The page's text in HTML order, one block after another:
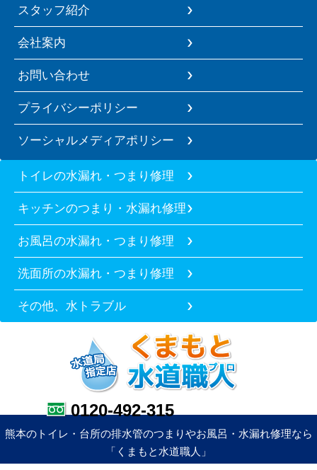
スタッフ紹介
会社案内
お問い合わせ
プライバシーポリシー
ソーシャルメディアポリシー
トイレの水漏れ・つまり修理
キッチンのつまり・水漏れ修理
お風呂の水漏れ・つまり修理
洗面所の水漏れ・つまり修理
その他、水トラブル
0120-492-315
熊本のトイレ・台所の排水管のつまりやお風呂・水漏れ修理なら
「くまもと水道職人」